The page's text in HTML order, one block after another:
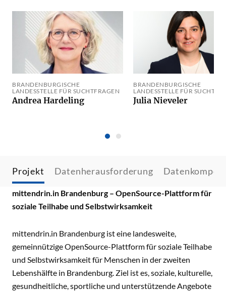
BRANDENBURGISCHE
LANDESSTELLE FÜR SUCHTFRAGEN
Andrea Hardeling
BRANDENBURGISCHE
LANDESSTELLE FÜR
Julia Nieveler
Projekt Datenherausforderung
mittendrin.in Brandenburg – OpenSource-Plattform für
soziale Teilhabe und Selbstwirksamkeit
mittendrin.in Brandenburg ist eine landesweite,
gemeinnützige OpenSource-Plattform für soziale Teilhabe
und Selbstwirksamkeit für Menschen in der zweiten
Lebenshälfte in Brandenburg. Ziel ist es, soziale, kulturelle,
gesundheitliche, sportliche und unterstützende Angebote